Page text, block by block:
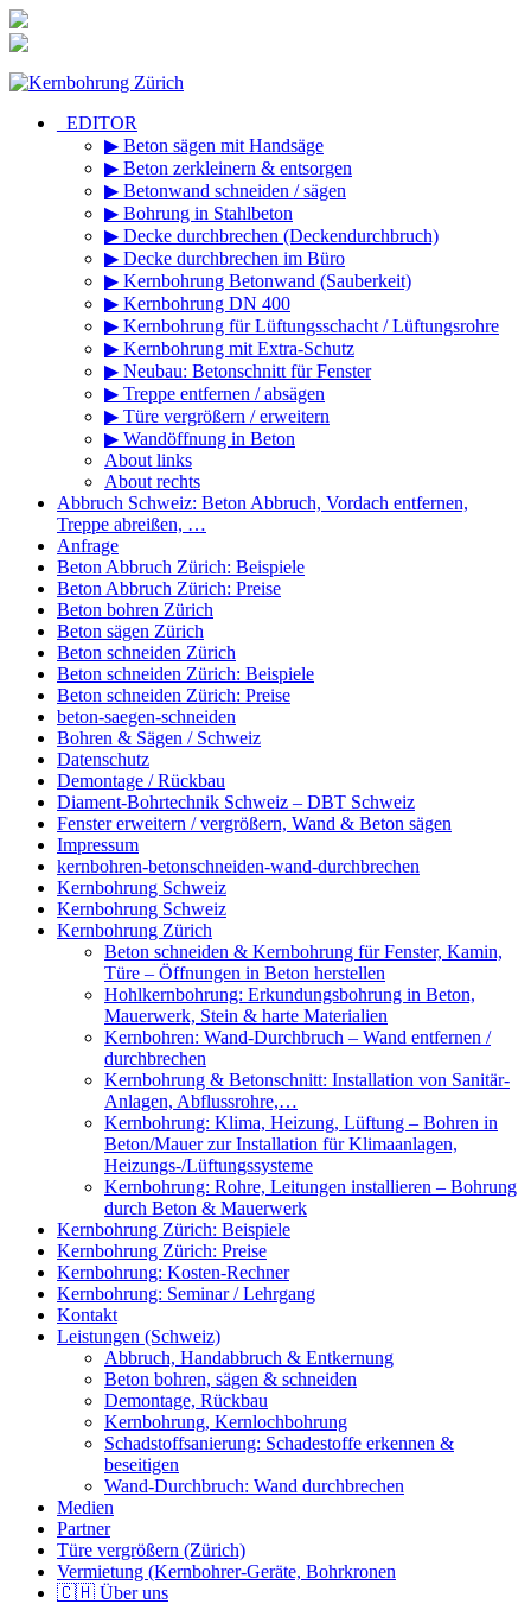
Inhalt
_EDITOR
▶ Beton sägen mit Handsäge
▶ Beton zerkleinern & entsorgen
▶ Betonwand schneiden / sägen
▶ Bohrung in Stahlbeton
▶ Decke durchbrechen (Deckendurchbruch)
▶ Decke durchbrechen im Büro
▶ Kernbohrung Betonwand (Sauberkeit)
▶ Kernbohrung DN 400
▶ Kernbohrung für Lüftungsschacht / Lüftungsrohre
▶ Kernbohrung mit Extra-Schutz
▶ Neubau: Betonschnitt für Fenster
▶ Treppe entfernen / absägen
▶ Türe vergrößern / erweitern
▶ Wandöffnung in Beton
About links
About rechts
Abbruch Schweiz: Beton Abbruch, Vordach entfernen,
Treppe abreißen, …
Anfrage
Beton Abbruch Zürich: Beispiele
Beton Abbruch Zürich: Preise
Beton bohren Zürich
Beton sägen Zürich
Beton schneiden Zürich
Beton schneiden Zürich: Beispiele
Beton schneiden Zürich: Preise
beton-saegen-schneiden
Bohren & Sägen / Schweiz
Datenschutz
Demontage / Rückbau
Diament-Bohrtechnik Schweiz – DBT Schweiz
Fenster erweitern / vergrößern, Wand & Beton sägen
Impressum
kernbohren-betonschneiden-wand-durchbrechen
Kernbohrung Schweiz
Kernbohrung Schweiz
Kernbohrung Zürich
Beton schneiden & Kernbohrung für Fenster, Kamin,
Türe – Öffnungen in Beton herstellen
Hohlkernbohrung: Erkundungsbohrung in Beton,
Mauerwerk, Stein & harte Materialien
Kernbohren: Wand-Durchbruch – Wand entfernen /
durchbrechen
Kernbohrung & Betonschnitt: Installation von Sanitär-
Anlagen, Abflussrohre,…
Kernbohrung: Klima, Heizung, Lüftung – Bohren in
Beton/Mauer zur Installation für Klimaanlagen,
Heizungs-/Lüftungssysteme
Kernbohrung: Rohre, Leitungen installieren – Bohrung
durch Beton & Mauerwerk
Kernbohrung Zürich: Beispiele
Kernbohrung Zürich: Preise
Kernbohrung: Kosten-Rechner
Kernbohrung: Seminar / Lehrgang
Kontakt
Leistungen (Schweiz)
Abbruch, Handabbruch & Entkernung
Beton bohren, sägen & schneiden
Demontage, Rückbau
Kernbohrung, Kernlochbohrung
Schadstoffsanierung: Schadestoffe erkennen &
beseitigen
Wand-Durchbruch: Wand durchbrechen
Medien
Partner
Türe vergrößern (Zürich)
Vermietung (Kernbohrer-Geräte, Bohrkronen
🇨🇭 Über uns